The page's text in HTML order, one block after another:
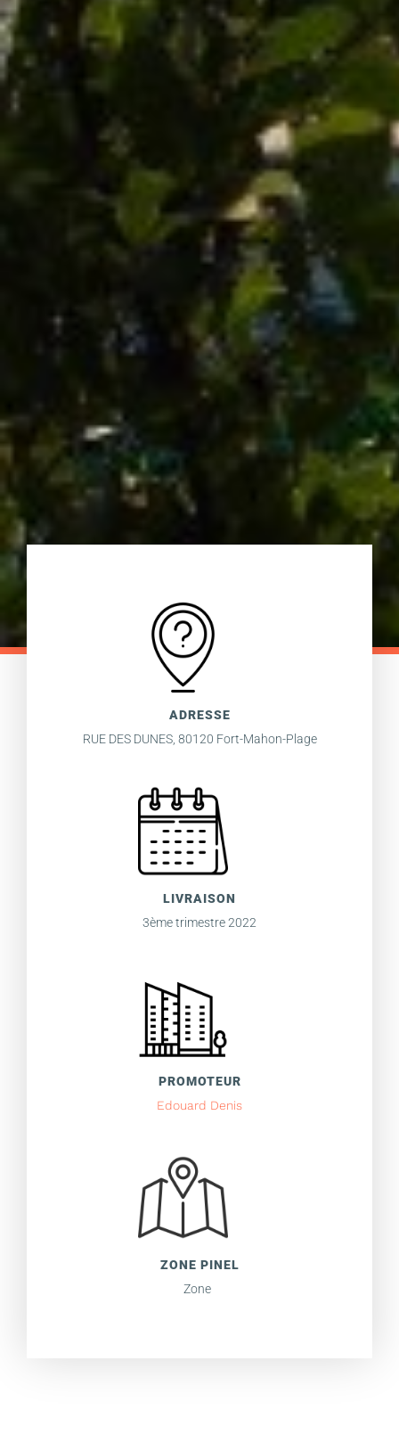
ADRESSE
RUE DES DUNES, 80120 Fort-Mahon-Plage
LIVRAISON
3ème trimestre 2022
PROMOTEUR
Edouard Denis
ZONE PINEL
Zone